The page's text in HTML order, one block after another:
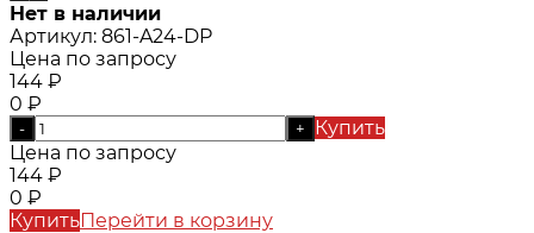
Нет в наличии
Артикул: 861-A24-DP
Цена по запросу
144 ₽
0 ₽
- +
Купить
Цена по запросу
144 ₽
0 ₽
КупитьПерейти в корзину